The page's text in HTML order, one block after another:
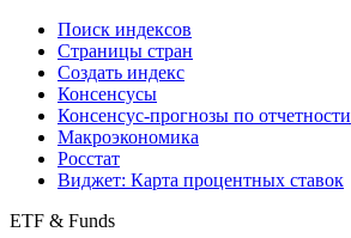
Поиск индексов
Страницы стран
Создать индекс
Консенсусы
Консенсус-прогнозы по отчетности
Макроэкономика
Росстат
Виджет: Карта процентных ставок
ETF & Funds